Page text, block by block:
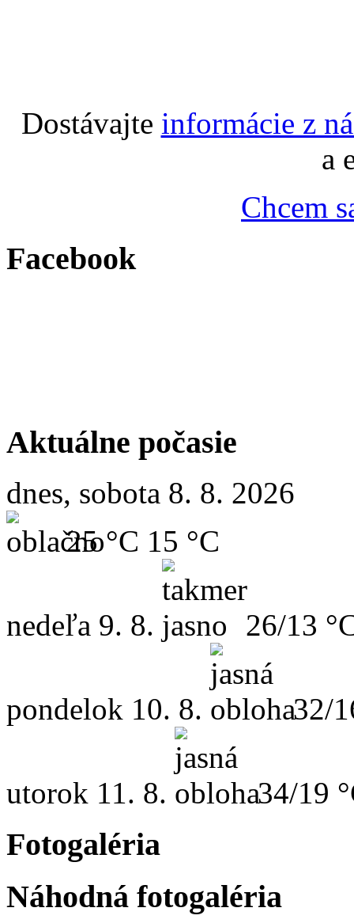
Dostávajte informácie z
a
Chcem
Facebook
Aktuálne počasie
dnes, sobota 8. 8. 2026
25 °C 15 °C
nedeľa 9. 8. 26/13
pondelok 10. 8. 32/
utorok 11. 8. 34/19
Fotogaléria
Náhodná fotogaléria